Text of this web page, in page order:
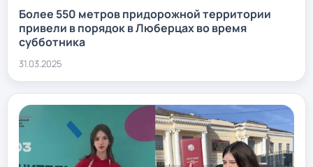
Более 550 метров придорожной территории
привели в порядок в Люберцах во время
субботника
31.03.2025